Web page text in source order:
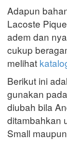
Adapun
Lacoste
adem dan
cukup
melihat
Berikut ini
gunakan
diubah bila
ditambahkan
Small